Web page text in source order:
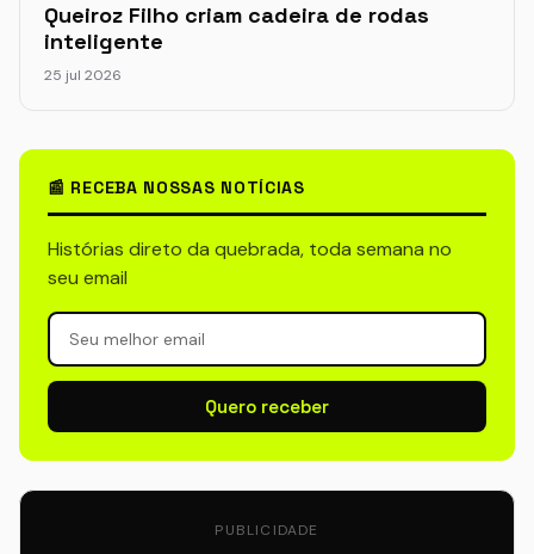
Queiroz Filho criam cadeira de rodas
inteligente
25 jul 2026
📰 RECEBA NOSSAS NOTÍCIAS
Histórias direto da quebrada, toda semana no
seu email
Quero receber
PUBLICIDADE